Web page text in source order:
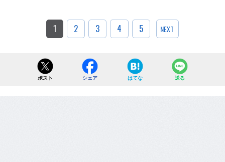
1 2 3 4 5 NEXT
ポスト シェア はてな 送る